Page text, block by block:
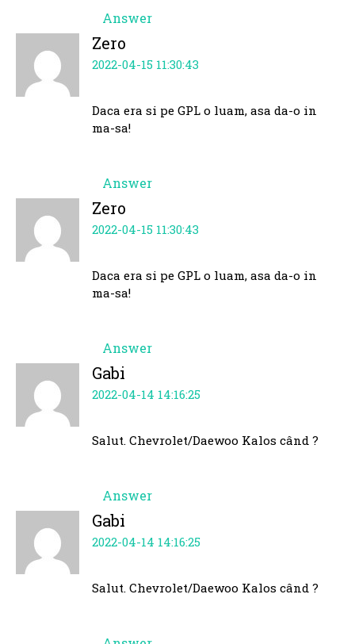
Answer
Zero
2022-04-15 11:30:43
Daca era si pe GPL o luam, asa da-o in
ma-sa!
Answer
Zero
2022-04-15 11:30:43
Daca era si pe GPL o luam, asa da-o in
ma-sa!
Answer
Gabi
2022-04-14 14:16:25
Salut. Chevrolet/Daewoo Kalos când ?
Answer
Gabi
2022-04-14 14:16:25
Salut. Chevrolet/Daewoo Kalos când ?